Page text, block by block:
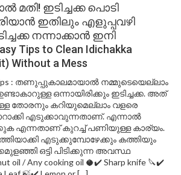
മതി! ഇടിച്ചക്ക പൊടി
ഇതിലും എളുപ്പവഴി
നന്നാക്കാൻ ഇനി
Tips to Clean Idichakka
Without a Mess
Tips : തണുപ്പുകാലമായാൽ നമ്മുടെയെല്ലാം
ഒന്നായിരിക്കും ഇടിച്ചക്ക. അത്
തോരനും കറിയുമെല്ലാം വളരെ
എടുക്കാവുന്നതാണ്. എന്നാൽ
എന്നതാണ് കുറച്ച് പണിയുള്ള കാര്യം.
എടുക്കുമ്പോഴേക്കും കത്തിയും
ഒട്ടി പിടിക്കുന്ന അവസ്ഥ
oil / Any cooking oil 🥥✔️ Sharp knife 🔪✔️